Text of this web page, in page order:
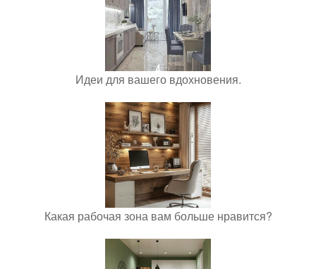
Идеи для вашего вдохновения.
Какая рабочая зона вам больше нравится?